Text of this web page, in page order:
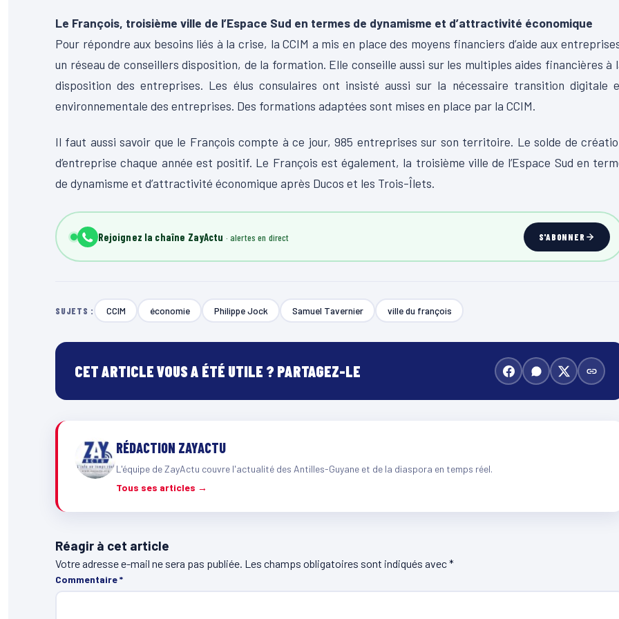
Le François, troisième ville de l’Espace Sud en termes de dynamisme et d’attractivité économique
Pour répondre aux besoins liés à la crise, la CCIM a mis en place des moyens financiers d’aide aux
un réseau de conseillers disposition, de la formation. Elle conseille aussi sur les multiples aides financières à
disposition des entreprises. Les élus consulaires ont insisté aussi sur la nécessaire transition digitale
environnementale des entreprises. Des formations adaptées sont mises en place par la CCIM.
Il faut aussi savoir que le François compte à ce jour, 985 entreprises sur son territoire. Le solde de
d’entreprise chaque année est positif. Le François est également, la troisième ville de l’Espace Sud en
de dynamisme et d’attractivité économique après Ducos et les Trois-Îlets.
Rejoignez la chaîne ZayActu S'ABONNER
SUJETS : CCIM économie Philippe Jock Samuel Tavernier ville du françois
CET ARTICLE VOUS A ÉTÉ UTILE ? PARTAGEZ-LE
RÉDACTION ZAYACTU
L'équipe de ZayActu couvre l'actualité des Antilles-Guyane et de la diaspora en temps réel.
Tous ses articles →
Réagir à cet article
Votre adresse e-mail ne sera pas publiée. Les champs obligatoires sont indiqués avec*
Commentaire*